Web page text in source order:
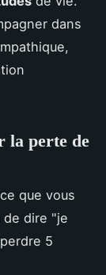
dans
la perte de
que vous
de dire "je
5